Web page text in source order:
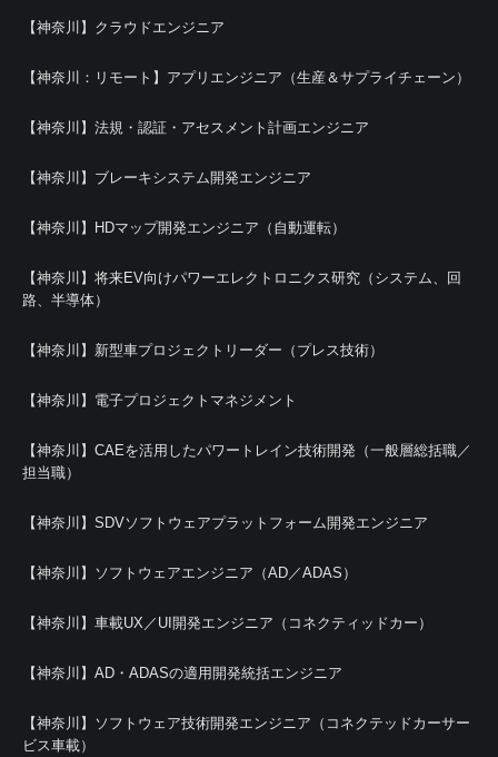
【神奈川】クラウドエンジニア
【神奈川：リモート】アプリエンジニア（生産＆サプライチェーン）
【神奈川】法規・認証・アセスメント計画エンジニア
【神奈川】ブレーキシステム開発エンジニア
【神奈川】HDマップ開発エンジニア（自動運転）
【神奈川】将来EV向けパワーエレクトロニクス研究（システム、回
路、半導体）
【神奈川】新型車プロジェクトリーダー（プレス技術）
【神奈川】電子プロジェクトマネジメント
【神奈川】CAEを活用したパワートレイン技術開発（一般層総括職／
担当職）
【神奈川】SDVソフトウェアプラットフォーム開発エンジニア
【神奈川】ソフトウェアエンジニア（AD／ADAS）
【神奈川】車載UX／UI開発エンジニア（コネクティッドカー）
【神奈川】AD・ADASの適用開発統括エンジニア
【神奈川】ソフトウェア技術開発エンジニア（コネクテッドカーサー
ビス車載）